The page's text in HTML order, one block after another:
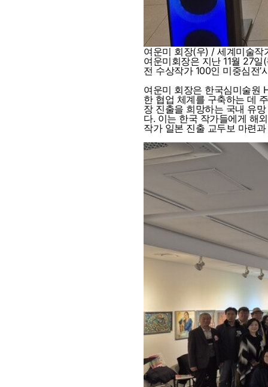
여운미 회장(우) / 세계미술작
여운미회장은 지난 11월 27
전 수상작가 100인 미중심전
여운미 회장은 한국심미술원
한 협업 체계를 구축하는 데
장 진출을 희망하는 국내 유
다. 이는 한국 작가들에게 해
작가 일본 진출 교두보 마련